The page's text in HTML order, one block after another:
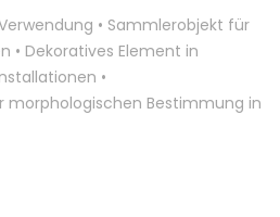
• Sammlerobjekt für
• Dekoratives Element in
•
morphologischen Bestimmung in